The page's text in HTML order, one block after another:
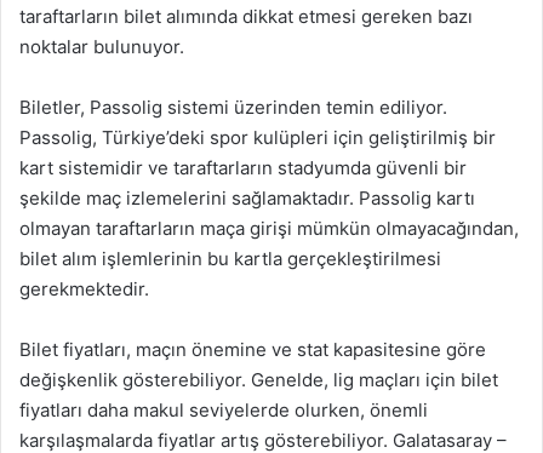
taraftarların bilet alımında dikkat etmesi gereken bazı
noktalar bulunuyor.
Biletler, Passolig sistemi üzerinden temin ediliyor.
Passolig, Türkiye’deki spor kulüpleri için geliştirilmiş bir
kart sistemidir ve taraftarların stadyumda güvenli bir
şekilde maç izlemelerini sağlamaktadır. Passolig kartı
olmayan taraftarların maça girişi mümkün olmayacağından,
bilet alım işlemlerinin bu kartla gerçekleştirilmesi
gerekmektedir.
Bilet fiyatları, maçın önemine ve stat kapasitesine göre
değişkenlik gösterebiliyor. Genelde, lig maçları için bilet
fiyatları daha makul seviyelerde olurken, önemli
karşılaşmalarda fiyatlar artış gösterebiliyor. Galatasaray –